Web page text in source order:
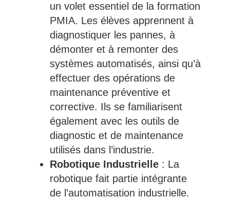
un volet essentiel de la formation
PMIA. Les élèves apprennent à
diagnostiquer les pannes, à
démonter et à remonter des
systèmes automatisés, ainsi qu’à
effectuer des opérations de
maintenance préventive et
corrective. Ils se familiarisent
également avec les outils de
diagnostic et de maintenance
utilisés dans l’industrie.
Robotique Industrielle: La
robotique fait partie intégrante
de l’automatisation industrielle.